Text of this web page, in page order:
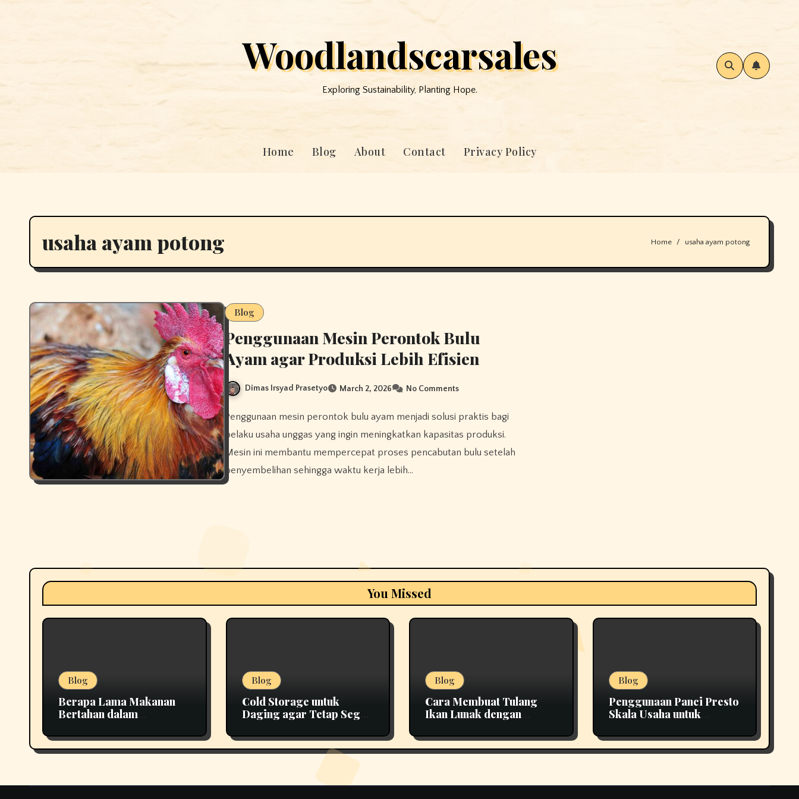
Woodlandscarsales
Exploring Sustainability, Planting Hope.
Home Blog About Contact Privacy Policy
usaha ayam potong Home usaha ayam potong
Blog
Penggunaan Mesin Perontok Bulu
Ayam agar Produksi Lebih Efisien
Dimas Irsyad Prasetyo March 2, 2026 No Comments
Penggunaan mesin perontok bulu ayam menjadi solusi praktis bagi
pelaku usaha unggas yang ingin meningkatkan kapasitas produksi.
Mesin ini membantu mempercepat proses pencabutan bulu setelah
penyembelihan sehingga waktu kerja lebih…
You Missed
Blog
Berapa Lama Makanan
Bertahan dalam
Blog
Cold Storage untuk
Daging agar Tetap Segar
Blog
Cara Membuat Tulang
Ikan Lunak dengan
Blog
Penggunaan Panci Presto
Skala Usaha untuk
Efisien